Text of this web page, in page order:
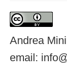
Andrea
email: